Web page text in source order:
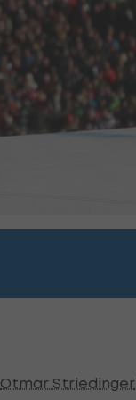
Otmar Striedinger